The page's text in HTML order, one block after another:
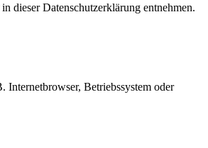
dieser Datenschutzerklärung entnehmen.
Internetbrowser, Betriebssystem oder